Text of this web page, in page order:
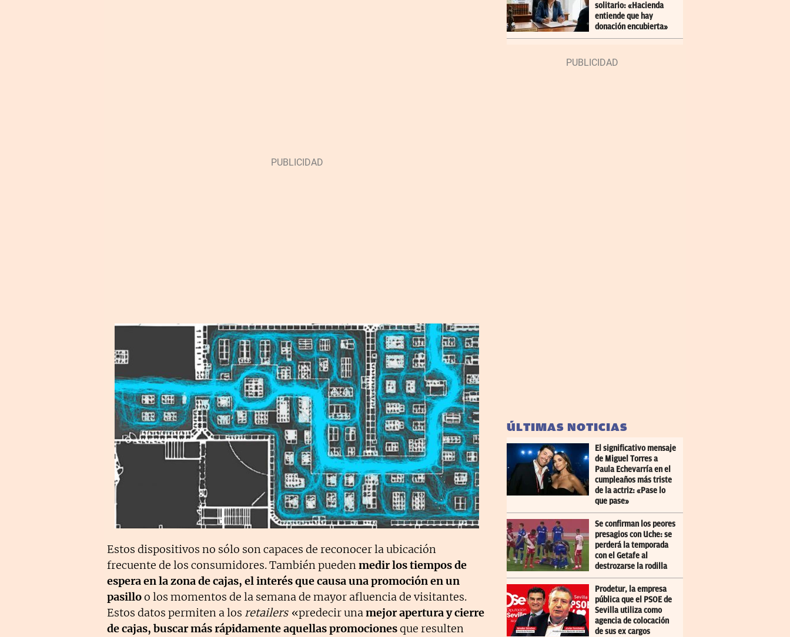
Estos dispositivos no sólo son capaces de reconocer la ubicación
frecuente de los consumidores. También puedenmedir los tiempos de
espera en la zona de cajas, el interés que causa una promoción en un
pasilloo los momentos de la semana de mayor afluencia de visitantes.
Estos datos permiten a los retailers «predecir unamejor apertura y cierre
de cajas, buscar más rápidamente aquellas promocionesque resulten
solitario: «Hacienda
entiende que hay
donación encubierta»
ÚLTIMAS NOTICIAS
El significativo mensaje
de Miguel Torres a
Paula Echevarría en el
cumpleaños más triste
de la actriz: «Pase lo
que pase»
Se confirman los peores
presagios con Uche: se
perderá la temporada
con el Getafe al
destrozarse la rodilla
Prodetur, la empresa
pública que el PSOE de
Sevilla utiliza como
agencia de colocación
de sus ex cargos